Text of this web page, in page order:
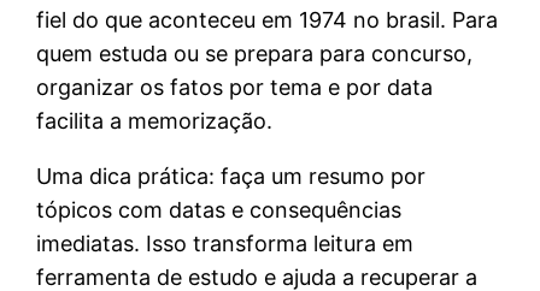
fiel do que aconteceu em 1974 no brasil. Para
quem estuda ou se prepara para concurso,
organizar os fatos por tema e por data
facilita a memorização.
Uma dica prática: faça um resumo por
tópicos com datas e consequências
imediatas. Isso transforma leitura em
ferramenta de estudo e ajuda a recuperar a